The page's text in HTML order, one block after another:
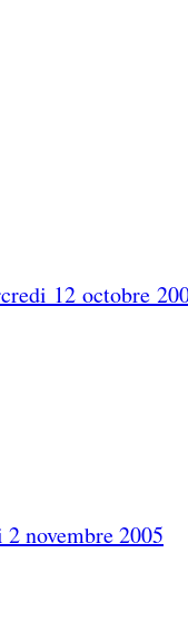
12 octobre
novembre 2005